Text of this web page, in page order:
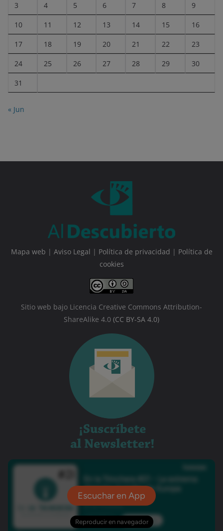
3 4 5 6 7 8 9
10 11 12 13 14 15 16
17 18 19 20 21 22 23
24 25 26 27 28 29 30
31
« Jun
Mapa web | Aviso Legal | Política de privacidad | Política de
cookies
Sitio web bajo Licencia Creative Commons Attribution-
ShareAlike 4.0 (CC BY-SA 4.0)